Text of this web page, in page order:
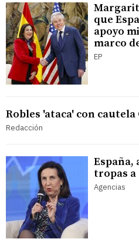
que
apoyo
marco
EP
Robles 'ataca' con
Redacción
España,
tropas
Agencias